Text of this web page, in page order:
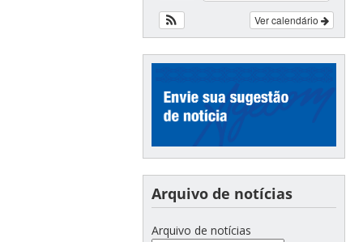
Ver calendário
Arquivo de notícias
Arquivo de notícias